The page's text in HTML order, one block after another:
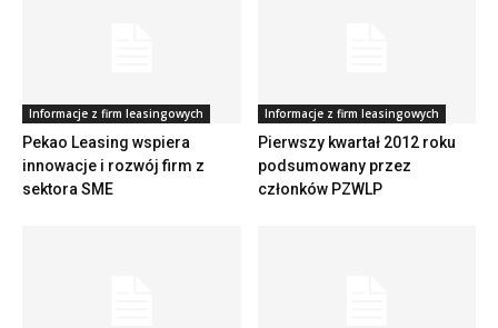
Informacje z firm leasingowych
Pekao Leasing wspiera
innowacje i rozwój firm z
sektora SME
Informacje z firm leasingowych
Pierwszy kwartał 2012 roku
podsumowany przez
członków PZWLP